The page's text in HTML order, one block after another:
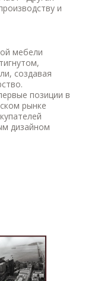
и
мебели
создавая
позиции в
рынке
дизайном